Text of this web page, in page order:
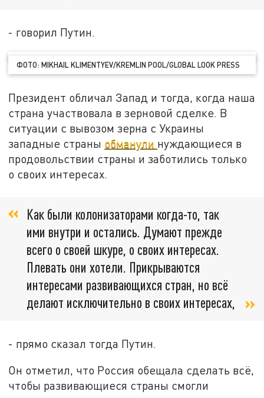
- говорил Путин.
ФОТО: MIKHAIL KLIMENTYEV/KREMLIN POOL/GLOBAL LOOK PRESS
Президент обличал Запад и тогда, когда наша
страна участвовала в зерновой сделке. В
ситуации с вывозом зерна с Украины
западные страны обманули нуждающиеся в
продовольствии страны и заботились только
о своих интересах.
Как были колонизаторами когда-то, так
ими внутри и остались. Думают прежде
всего о своей шкуре, о своих интересах.
Плевать они хотели. Прикрываются
интересами развивающихся стран, но всё
делают исключительно в своих интересах,
- прямо сказал тогда Путин.
Он отметил, что Россия обещала сделать всё,
чтобы развивающиеся страны смогли